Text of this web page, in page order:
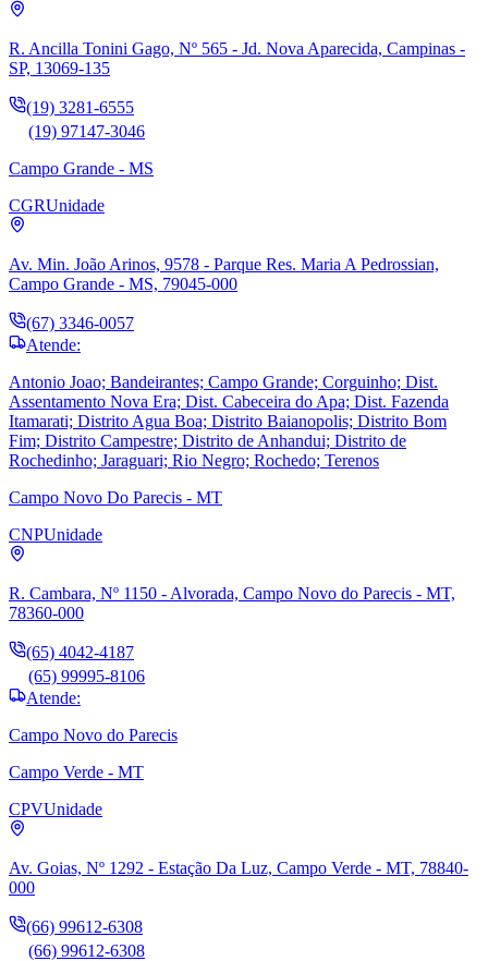
R. Ancilla Tonini Gago, Nº 565 - Jd. Nova Aparecida, Campinas -
SP, 13069-135
(19) 3281-6555
(19) 97147-3046
Campo Grande - MS
CGRUnidade
Av. Min. João Arinos, 9578 - Parque Res. Maria A Pedrossian,
Campo Grande - MS, 79045-000
(67) 3346-0057
Atende:
Antonio Joao; Bandeirantes; Campo Grande; Corguinho; Dist.
Assentamento Nova Era; Dist. Cabeceira do Apa; Dist. Fazenda
Itamarati; Distrito Agua Boa; Distrito Baianopolis; Distrito Bom
Fim; Distrito Campestre; Distrito de Anhandui; Distrito de
Rochedinho; Jaraguari; Rio Negro; Rochedo; Terenos
Campo Novo Do Parecis - MT
CNPUnidade
R. Cambara, Nº 1150 - Alvorada, Campo Novo do Parecis - MT,
78360-000
(65) 4042-4187
(65) 99995-8106
Atende:
Campo Novo do Parecis
Campo Verde - MT
CPVUnidade
Av. Goias, Nº 1292 - Estação Da Luz, Campo Verde - MT, 78840-
000
(66) 99612-6308
(66) 99612-6308